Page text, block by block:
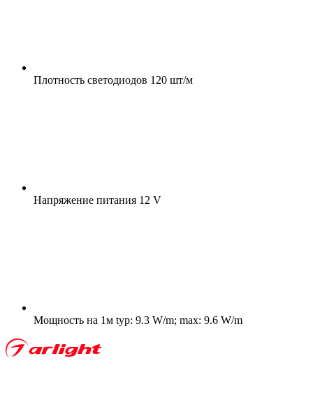
Плотность светодиодов 120 шт/м
Напряжение питания 12 V
Мощность на 1м typ: 9.3 W/m; max: 9.6 W/m